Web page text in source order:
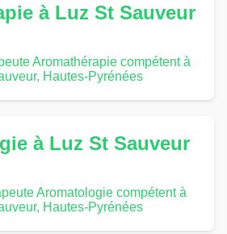
à Luz St Sauveur
Aromathérapie compétent à
Hautes-Pyrénées
à Luz St Sauveur
Aromatologie compétent à
Hautes-Pyrénées